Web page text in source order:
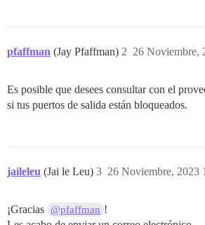
No client certificate CA names
Server Temp Key: ECDH, P-256,
---
Server public key is 2048 bit
Secure Renegotiation IS supported
Expansion: NONE
No ALPN negotiated
pfaffman (Jay Pfaffman) 26 Noviembre,
2
Es posible que desees consultar con el
si tus puertos de salida están bloqueados.
jaileleu (Jai le Leu) 26 Noviembre, 2023
3
¡Gracias @pfaffman !